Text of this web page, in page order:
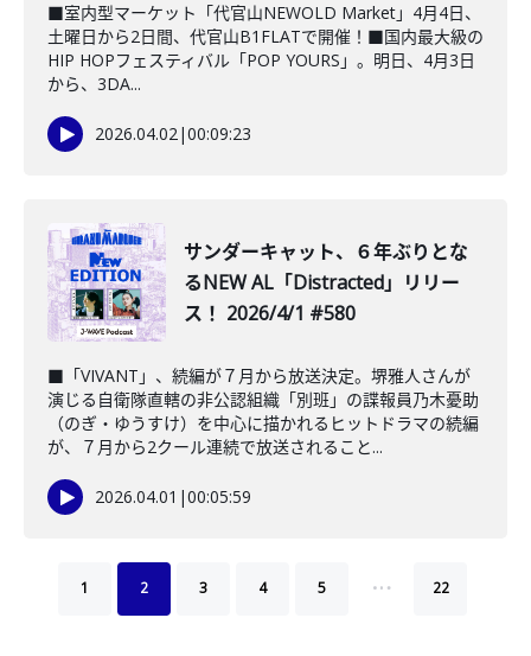
■室内型マーケット「代官山NEWOLD Market」4月4日、
土曜日から2日間、代官山B1FLATで開催！■国内最大級の
HIP HOPフェスティバル「POP YOURS」。明日、4月3日
から、3DA...
2026.04.02|00:09:23
サンダーキャット、６年ぶりとな
るNEW AL「Distracted」リリー
ス！ 2026/4/1 #580
■「VIVANT」、続編が７月から放送決定。堺雅人さんが
演じる自衛隊直轄の非公認組織「別班」の諜報員乃木憂助
（のぎ・ゆうすけ）を中心に描かれるヒットドラマの続編
が、７月から2クール連続で放送されること...
2026.04.01 |00:05:59
1 2 3 4 5 … 22